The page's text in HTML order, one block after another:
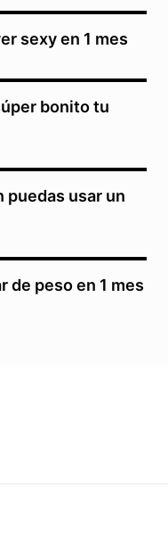
sexy en 1 mes
bonito tu
puedas usar un
de peso en 1 mes